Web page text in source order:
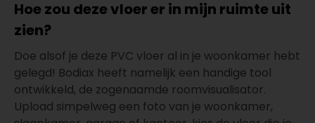
Hoe zou deze vloer er in mijn ruimte uit
zien?
Doe alsof je deze PVC vloer al in je woonkamer hebt
gelegd! Bodiax heeft namelijk een handige tool
ontwikkeld, de zogenaamde roomvisualisator.
Upload simpelweg een foto van je woonkamer,